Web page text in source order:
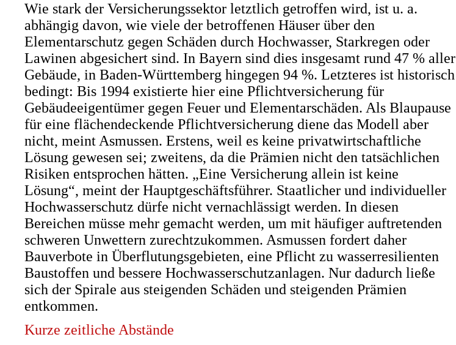
Wie stark der Versicherungssektor letztlich getroffen wird, ist u. a.
abhängig davon, wie viele der betroffenen Häuser über den
Elementarschutz gegen Schäden durch Hochwasser, Starkregen oder
Lawinen abgesichert sind. In Bayern sind dies insgesamt rund 47 % aller
Gebäude, in Baden-Württemberg hingegen 94 %. Letzteres ist historisch
bedingt: Bis 1994 existierte hier eine Pflichtversicherung für
Gebäudeeigentümer gegen Feuer und Elementarschäden. Als Blaupause
für eine flächendeckende Pflichtversicherung diene das Modell aber
nicht, meint Asmussen. Erstens, weil es keine privatwirtschaftliche
Lösung gewesen sei; zweitens, da die Prämien nicht den tatsächlichen
Risiken entsprochen hätten. „Eine Versicherung allein ist keine
Lösung“, meint der Hauptgeschäftsführer. Staatlicher und individueller
Hochwasserschutz dürfe nicht vernachlässigt werden. In diesen
Bereichen müsse mehr gemacht werden, um mit häufiger auftretenden
schweren Unwettern zurechtzukommen. Asmussen fordert daher
Bauverbote in Überflutungsgebieten, eine Pflicht zu wasserresilienten
Baustoffen und bessere Hochwasserschutzanlagen. Nur dadurch ließe
sich der Spirale aus steigenden Schäden und steigenden Prämien
entkommen.
Kurze zeitliche Abstände